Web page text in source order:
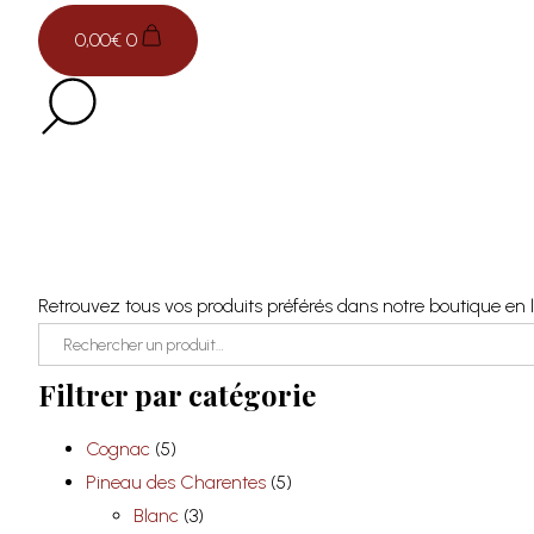
0,00€ 0
Retrouvez tous vos produits préférés dans notre boutique en
Search
for:
Filtrer par catégorie
Cognac (5)
Pineau des Charentes (5)
Blanc (3)